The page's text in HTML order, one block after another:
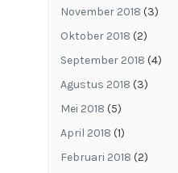
November 2018 (3)
Oktober 2018 (2)
September 2018 (4)
Agustus 2018 (3)
Mei 2018 (5)
April 2018 (1)
Februari 2018 (2)